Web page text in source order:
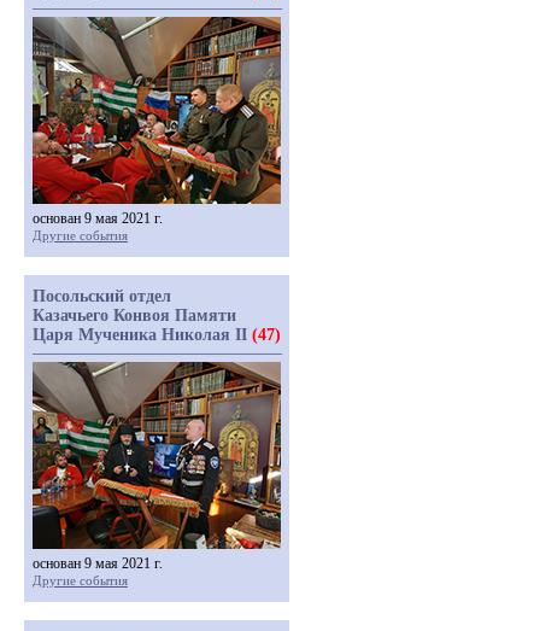
основан 9 мая 2021 г.
Другие события
Посольский отдел
Казачьего Конвоя Памяти
Царя Мученика Николая II (47)
основан 9 мая 2021 г.
Другие события